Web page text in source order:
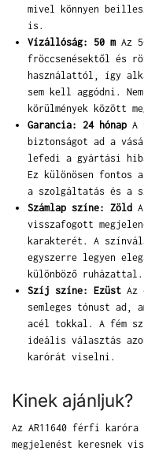
mivel könnyen
is.
Vízállóság: 50 mAz
fröccsenésektől és
használattól, így
sem kell aggódni.
körülmények között
Garancia: 24 hónap A
biztonságot ad a
lefedi a gyártási
Ez különösen fontos
a szolgáltatás és a
Számlap színe: Zöld
visszafogott
karakterét. A
egyszerre legyen
különböző ruházattal.
Szíj színe: Ezüst Az
semleges tónust ad,
acél tokkal. A fém
ideális választás
karórát viselni.
Kinek ajánljuk?
Az AR11640 férfi
megjelenést keresnek